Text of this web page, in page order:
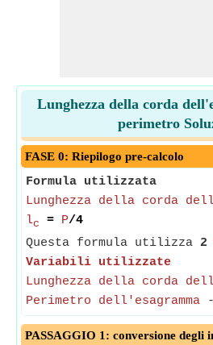
Lunghezza della corda
perimetro
FASE 0: Riepilogo pre-calcolo
Formula utilizzata
Lunghezza della corda
lc = P/4
Questa formula utilizza 2
Variabili utilizzate
Lunghezza della corda
Perimetro dell'esagramma
PASSAGGIO 1: conversione degli